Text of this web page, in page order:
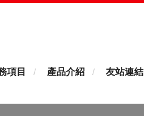
項目 產品介紹 友站連結